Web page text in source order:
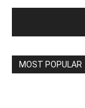
MOST POPULAR